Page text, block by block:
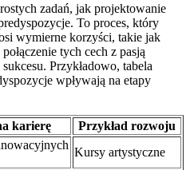
zadań, jak projektowanie
To proces, który
wymierne korzyści, takie jak
tych cech z pasją
Przykładowo, tabela
wpływają na etapy
karierę
Przykład rozwoju
Kursy artystyczne